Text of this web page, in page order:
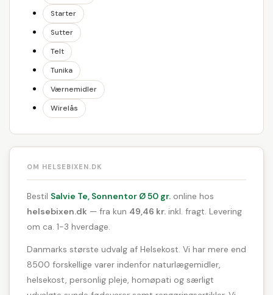
Starter
Sutter
Telt
Tunika
Værnemidler
Wirelås
OM HELSEBIXEN.DK
Bestil Salvie Te, Sonnentor Ø 50 gr. online hos
helsebixen.dk — fra kun 49,46 kr. inkl. fragt. Levering
om ca. 1-3 hverdage.
Danmarks største udvalg af Helsekost. Vi har mere end
8500 forskellige varer indenfor naturlægemidler,
helsekost, personlig pleje, homøpati og særligt